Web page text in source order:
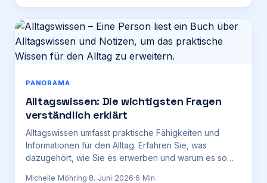
PANORAMA
Alltagswissen: Die wichtigsten Fragen
verständlich erklärt
Alltagswissen umfasst praktische Fähigkeiten und
Informationen für den Alltag. Erfahren Sie, was
dazugehört, wie Sie es erwerben und warum es so
Michelle Möhring·8. Juni 2026·6 Min.